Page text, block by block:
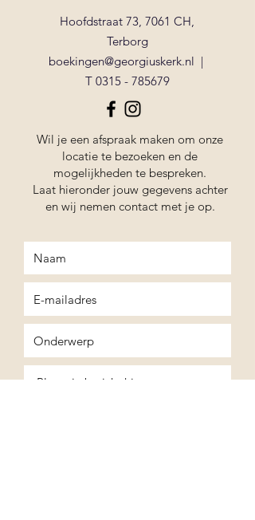
Hoofdstraat 73, 7061 CH,
Terborg
boekingen@georgiuskerk.nl |
T 0315 - 785679
Wil je een afspraak maken om onze
locatie te bezoeken en de
mogelijkheden te bespreken.
Laat hieronder jouw gegevens achter
en wij nemen contact met je op.